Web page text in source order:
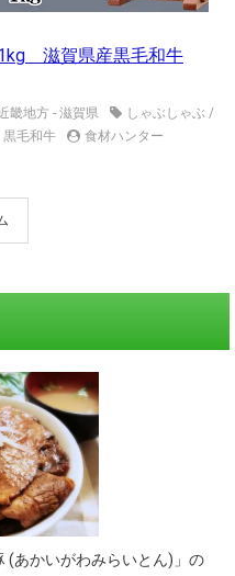
滋賀県産黒毛和牛
畿地方 - 滋賀県 しゃぶしゃぶ /
黒毛和牛 食材ハンター
(あかいがわみらいとん)」の